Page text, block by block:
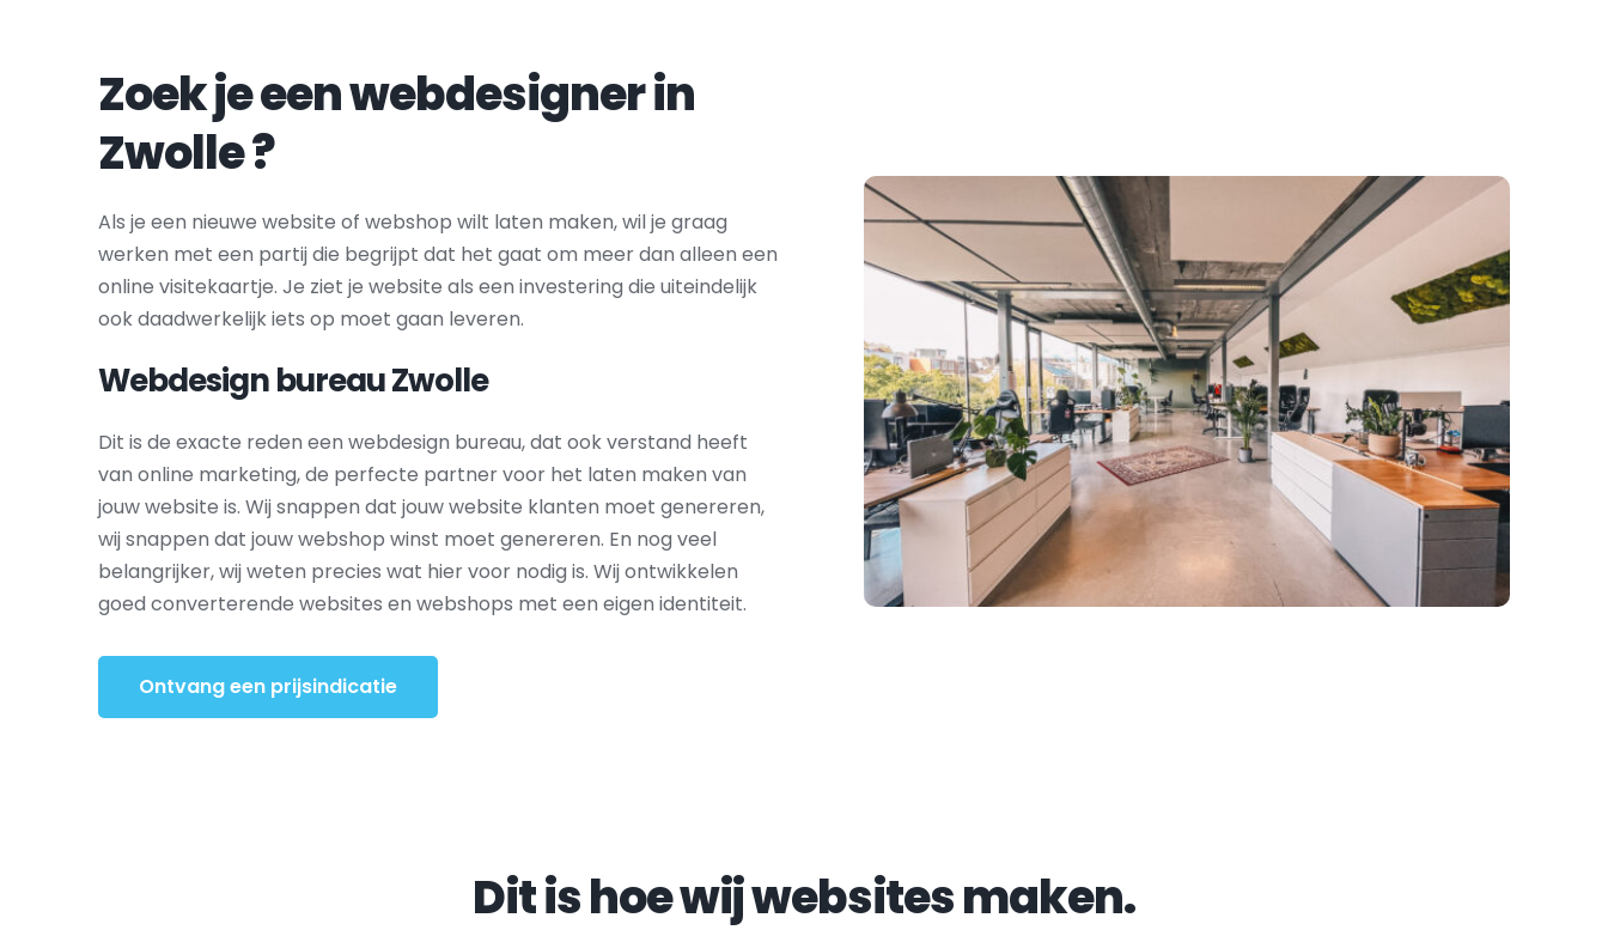
Zwolle ?
Als je een nieuwe website of webshop wilt laten maken, wil je graag
werken met een partij die begrijpt dat het gaat om meer dan alleen een
online visitekaartje. Je ziet je website als een investering die uiteindelijk
ook daadwerkelijk iets op moet gaan leveren.
Webdesign bureau Zwolle
Dit is de exacte reden een webdesign bureau, dat ook verstand heeft
van online marketing, de perfecte partner voor het laten maken van
jouw website is. Wij snappen dat jouw website klanten moet genereren,
wij snappen dat jouw webshop winst moet genereren. En nog veel
belangrijker, wij weten precies wat hier voor nodig is. Wij ontwikkelen
goed converterende websites en webshops met een eigen identiteit.
Ontvang een prijsindicatie
Dit is hoe wij websites maken.